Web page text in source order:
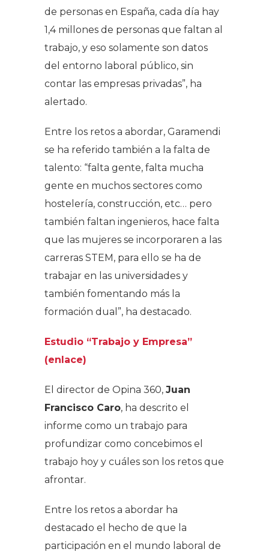
de personas en España, cada día hay
1,4 millones de personas que faltan al
trabajo, y eso solamente son datos
del entorno laboral público, sin
contar las empresas privadas”, ha
alertado.
Entre los retos a abordar, Garamendi
se ha referido también a la falta de
talento: “falta gente, falta mucha
gente en muchos sectores como
hostelería, construcción, etc… pero
también faltan ingenieros, hace falta
que las mujeres se incorporaren a las
carreras STEM, para ello se ha de
trabajar en las universidades y
también fomentando más la
formación dual”, ha destacado.
Estudio “Trabajo y Empresa”
(enlace)
El director de Opina 360, Juan
Francisco Caro, ha descrito el
informe como un trabajo para
profundizar como concebimos el
trabajo hoy y cuáles son los retos que
afrontar.
Entre los retos a abordar ha
destacado el hecho de que la
participación en el mundo laboral de